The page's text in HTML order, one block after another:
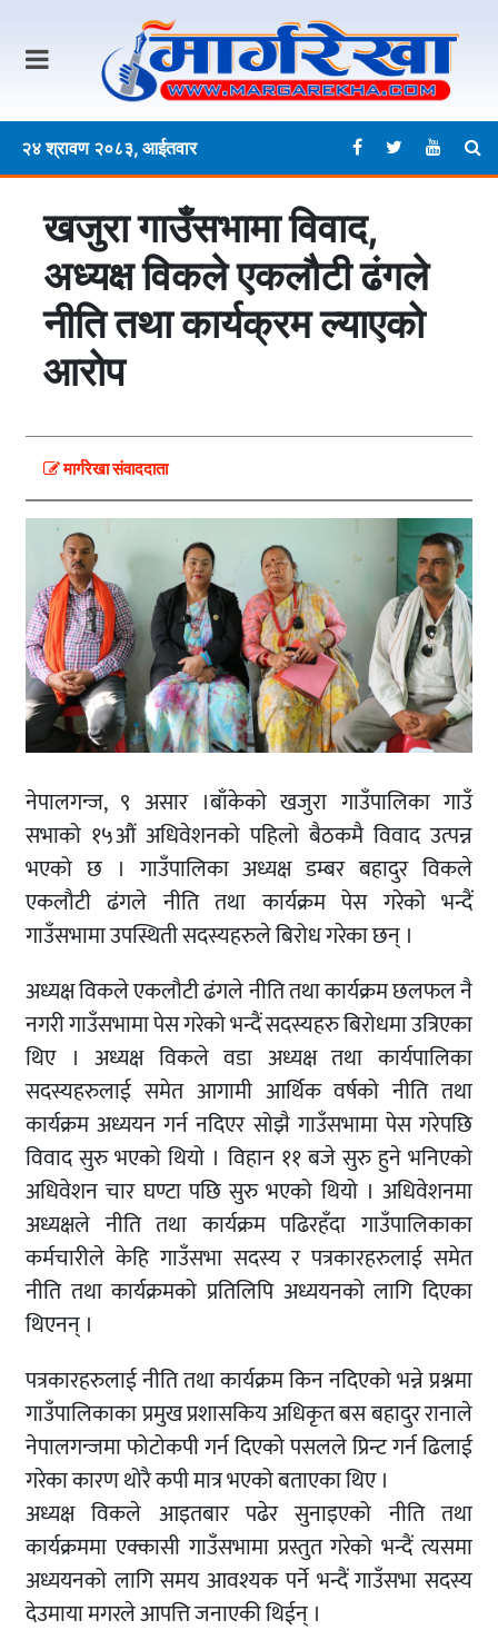
२४ श्रावण २०८३, आईतवार
खजुरा गाउँसभामा विवाद,
अध्यक्ष विकले एकलौटी ढंगले
नीति तथा कार्यक्रम ल्याएको
आरोप
मार्गरेखा संवाददाता
नेपालगन्ज, ९ असार ।बाँकेको खजुरा गाउँपालिका गाउँ
सभाको १५औं अधिवेशनको पहिलो बैठकमै विवाद उत्पन्न
भएको छ । गाउँपालिका अध्यक्ष डम्बर बहादुर विकले
एकलौटी ढंगले नीति तथा कार्यक्रम पेस गरेको भन्दैं
गाउँसभामा उपस्थिती सदस्यहरुले बिरोध गरेका छन् ।
अध्यक्ष विकले एकलौटी ढंगले नीति तथा कार्यक्रम छलफल नै
नगरी गाउँसभामा पेस गरेको भन्दैं सदस्यहरु बिरोधमा उत्रिएका
थिए । अध्यक्ष विकले वडा अध्यक्ष तथा कार्यपालिका
सदस्यहरुलाई समेत आगामी आर्थिक वर्षको नीति तथा
कार्यक्रम अध्ययन गर्न नदिएर सोझै गाउँसभामा पेस गरेपछि
विवाद सुरु भएको थियो । विहान ११ बजे सुरु हुने भनिएको
अधिवेशन चार घण्टा पछि सुरु भएको थियो । अधिवेशनमा
अध्यक्षले नीति तथा कार्यक्रम पढिरहँदा गाउँपालिकाका
कर्मचारीले केहि गाउँसभा सदस्य र पत्रकारहरुलाई समेत
नीति तथा कार्यक्रमको प्रतिलिपि अध्ययनको लागि दिएका
थिएनन् ।
पत्रकारहरुलाई नीति तथा कार्यक्रम किन नदिएको भन्ने प्रश्नमा
गाउँपालिकाका प्रमुख प्रशासकिय अधिकृत बस बहादुर रानाले
नेपालगन्जमा फोटोकपी गर्न दिएको पसलले प्रिन्ट गर्न ढिलाई
गरेका कारण थोरै कपी मात्र भएको बताएका थिए ।
अध्यक्ष विकले आइतबार पढेर सुनाइएको नीति तथा
कार्यक्रममा एक्कासी गाउँसभामा प्रस्तुत गरेको भन्दैं त्यसमा
अध्ययनको लागि समय आवश्यक पर्ने भन्दैं गाउँसभा सदस्य
देउमाया मगरले आपत्ति जनाएकी थिईन् ।